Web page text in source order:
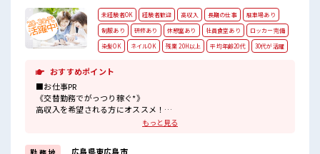
未経験者OK 経験者歓迎 高収入 長期の仕事
駐車場あり
制服あり
研修あり 休憩室あり 社員食堂あり
ロッカー完備
染髪OK
ネイルOK 残業 20H以上 平均年齢20代 30代が活躍
おすすめポイント
■お仕事PR
《交替勤務でがっつり稼ぐ*》
高収入を希望される方にオススメ！
月収30万円以上稼ぐことも可能です！
もっと見る
勤 務 地
広島県東広島市